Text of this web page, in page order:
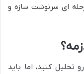
ای سرنوشت سازه و
تحلیل کنید، اما باید